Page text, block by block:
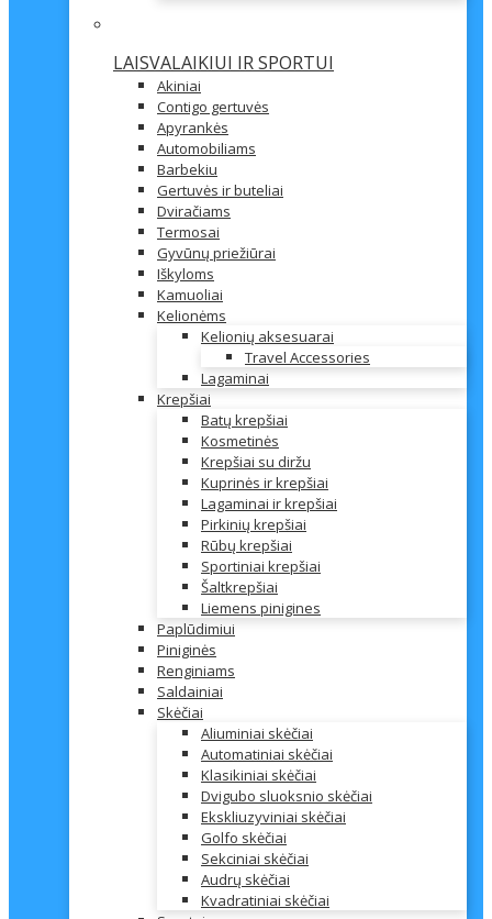
LAISVALAIKIUI IR SPORTUI
Akiniai
Contigo gertuvės
Apyrankės
Automobiliams
Barbekiu
Gertuvės ir buteliai
Dviračiams
Termosai
Gyvūnų priežiūrai
Iškyloms
Kamuoliai
Kelionėms
Kelionių aksesuarai
Travel Accessories
Lagaminai
Krepšiai
Batų krepšiai
Kosmetinės
Krepšiai su diržu
Kuprinės ir krepšiai
Lagaminai ir krepšiai
Pirkinių krepšiai
Rūbų krepšiai
Sportiniai krepšiai
Šaltkrepšiai
Liemens pinigines
Paplūdimiui
Piniginės
Renginiams
Saldainiai
Skėčiai
Aliuminiai skėčiai
Automatiniai skėčiai
Klasikiniai skėčiai
Dvigubo sluoksnio skėčiai
Ekskliuzyviniai skėčiai
Golfo skėčiai
Sekciniai skėčiai
Audrų skėčiai
Kvadratiniai skėčiai